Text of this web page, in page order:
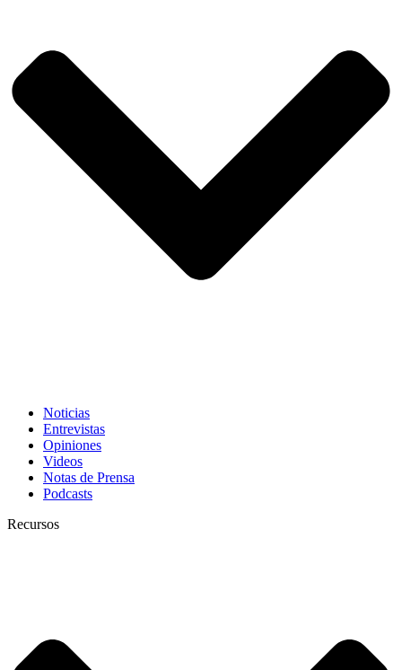
Noticias
Entrevistas
Opiniones
Videos
Notas de Prensa
Podcasts
Recursos